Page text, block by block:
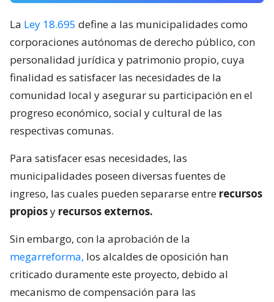
La Ley 18.695 define a las municipalidades como
corporaciones autónomas de derecho público, con
personalidad jurídica y patrimonio propio, cuya
finalidad es satisfacer las necesidades de la
comunidad local y asegurar su participación en el
progreso económico, social y cultural de las
respectivas comunas.
Para satisfacer esas necesidades, las
municipalidades poseen diversas fuentes de
ingreso, las cuales pueden separarse entre recursos
propiosy recursos externos.
Sin embargo, con la aprobación de la
megarreforma, los alcaldes de oposición han
criticado duramente este proyecto, debido al
mecanismo de compensación para las